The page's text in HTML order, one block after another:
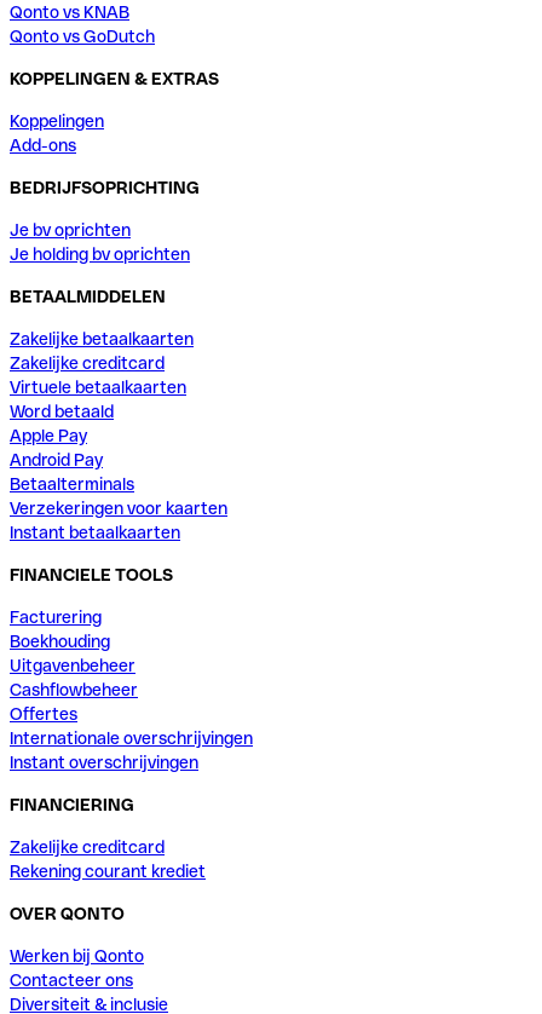
Qonto vs KNAB
Qonto vs GoDutch
KOPPELINGEN & EXTRAS
Koppelingen
Add-ons
BEDRIJFSOPRICHTING
Je bv oprichten
Je holding bv oprichten
BETAALMIDDELEN
Zakelijke betaalkaarten
Zakelijke creditcard
Virtuele betaalkaarten
Word betaald
Apple Pay
Android Pay
Betaalterminals
Verzekeringen voor kaarten
Instant betaalkaarten
FINANCIELE TOOLS
Facturering
Boekhouding
Uitgavenbeheer
Cashflowbeheer
Offertes
Internationale overschrijvingen
Instant overschrijvingen
FINANCIERING
Zakelijke creditcard
Rekening courant krediet
OVER QONTO
Werken bij Qonto
Contacteer ons
Diversiteit & inclusie